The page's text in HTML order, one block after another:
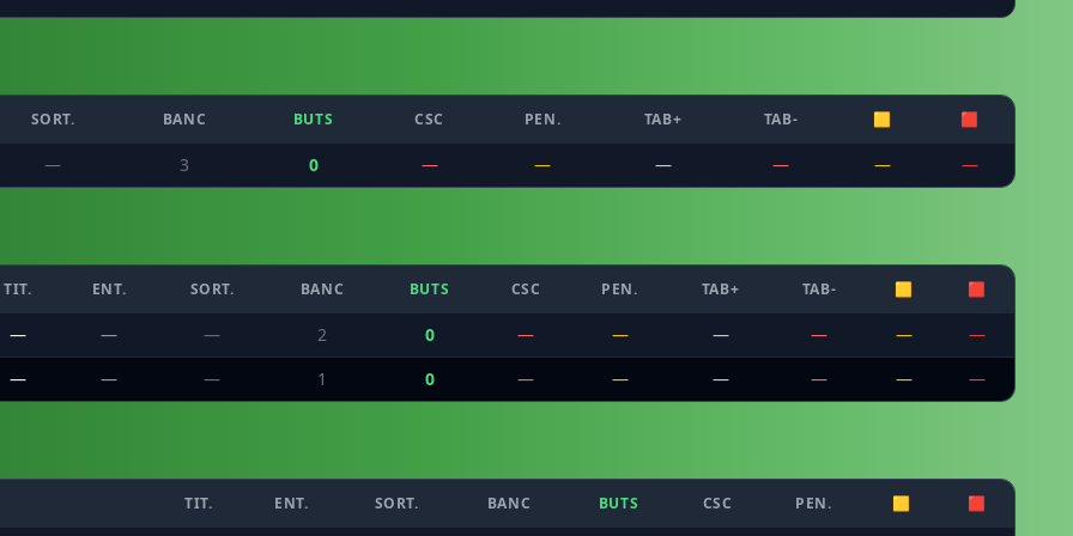
SORT. BANC BUTS CSC PEN. TAB+ TAB- 🟨 🟥
— 3 0 — — — — — —
TIT. ENT. SORT. BANC BUTS CSC PEN. TAB+ TAB- 🟨 🟥
— — — 2 0 — — — — —
—
—
— — 1 0 — — — — — —
TIT. ENT. SORT. BANC BUTS CSC PEN. 🟨 🟥